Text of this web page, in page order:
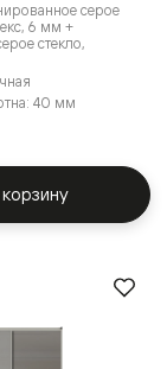
серое
6 мм +
стекло,
40 мм